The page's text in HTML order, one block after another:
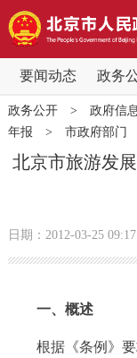
要闻动态 政务
要闻动态
党中央精神
北京要闻
市领导
政务公开> 政府信
年报 > 市政府部门
北京市旅游发
日期：2012-03-25 09:17
一、概述
根据《条例》要